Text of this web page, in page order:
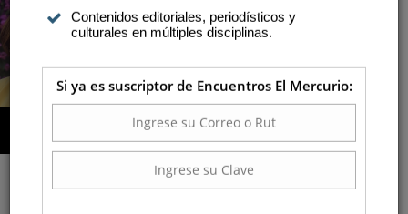
COMPRAR AQUÍ
Las ventajas de estudiar en la
madurez
Contenidos editoriales, periodísticos y
Si ya es suscriptor de Encuentros El Mercurio: